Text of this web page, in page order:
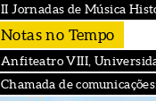
II Jornadas de Música
Notas no Tempo
Anfiteatro VIII,
Chamada de